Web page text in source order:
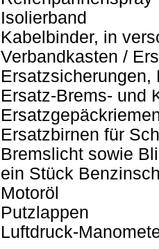
Isolierband
Kabelbinder, in
Verbandkasten /
Ersatzsicherungen,
Ersatz-Brems- und
Ersatzbirnen für
Bremslicht sowie
ein Stück
Motoröl
Putzlappen
Luftdruck-